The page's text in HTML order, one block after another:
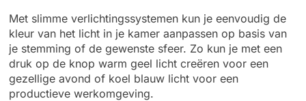
Met slimme verlichtingssystemen kun je eenvoudig de
kleur van het licht in je kamer aanpassen op basis van
je stemming of de gewenste sfeer. Zo kun je met een
druk op de knop warm geel licht creëren voor een
gezellige avond of koel blauw licht voor een
productieve werkomgeving.